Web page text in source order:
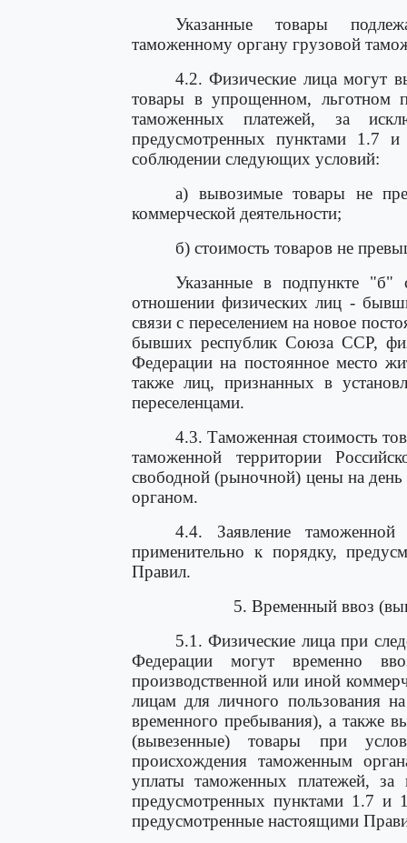
Указанные товары
таможенному органу грузовой
4.2. Физические лица могут
товары в упрощенном, льготном
таможенных платежей, за
предусмотренных пунктами 1.7
соблюдении следующих условий:
а) вывозимые товары не
коммерческой деятельности;
б) стоимость товаров не
Указанные в подпункте "б"
отношении физических лиц -
связи с переселением на новое
бывших республик Союза ССР,
Федерации на постоянное место
также лиц, признанных в
переселенцами.
4.3. Таможенная стоимость
таможенной территории
свободной (рыночной) цены на
органом.
4.4. Заявление таможенной
применительно к порядку,
Правил.
5. Временный ввоз
5.1. Физические лица при
Федерации могут временно
производственной или иной
лицам для личного пользования
временного пребывания), а также
(вывезенные) товары при
происхождения таможенным
уплаты таможенных платежей,
предусмотренных пунктами 1.7 и
предусмотренные настоящими